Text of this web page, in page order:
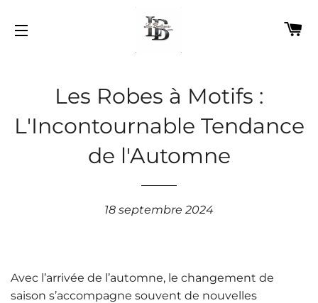
Les Robes à Motifs :
L'Incontournable Tendance
de l'Automne
18 septembre 2024
Avec l’arrivée de l’automne, le changement de
saison s’accompagne souvent de nouvelles